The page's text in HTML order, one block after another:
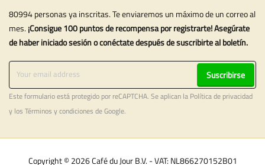
80994 personas ya inscritas. Te enviaremos un máximo de un correo al
mes. ¡Consigue 100 puntos de recompensa por registrarte! Asegúrate
de haber iniciado sesión o conéctate después de suscribirte al boletín.
Suscribirse
Este formulario está protegido por reCAPTCHA. Se aplican la Política de privacidad
y los Términos y condiciones de Google.
Copyright © 2026 Café du Jour B.V. - VAT: NL866270152B01